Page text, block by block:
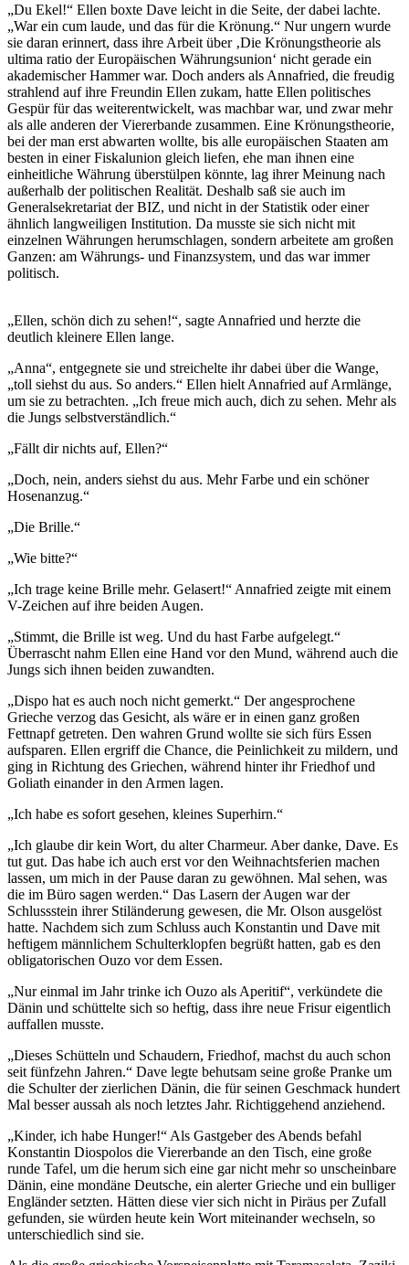
„Du Ekel!“ Ellen boxte Dave leicht in die Seite, der dabei lachte.
„War ein cum laude, und das für die Krönung.“ Nur ungern wurde
sie daran erinnert, dass ihre Arbeit über ‚Die Krönungstheorie als
ultima ratio der Europäischen Währungsunion‘ nicht gerade ein
akademischer Hammer war. Doch anders als Annafried, die freudig
strahlend auf ihre Freundin Ellen zukam, hatte Ellen politisches
Gespür für das weiterentwickelt, was machbar war, und zwar mehr
als alle anderen der Viererbande zusammen. Eine Krönungstheorie,
bei der man erst abwarten wollte, bis alle europäischen Staaten am
besten in einer Fiskalunion gleich liefen, ehe man ihnen eine
einheitliche Währung überstülpen könnte, lag ihrer Meinung nach
außerhalb der politischen Realität. Deshalb saß sie auch im
Generalsekretariat der BIZ, und nicht in der Statistik oder einer
ähnlich langweiligen Institution. Da musste sie sich nicht mit
einzelnen Währungen herumschlagen, sondern arbeitete am großen
Ganzen: am Währungs- und Finanzsystem, und das war immer
politisch.
„Ellen, schön dich zu sehen!“, sagte Annafried und herzte die
deutlich kleinere Ellen lange.
„Anna“, entgegnete sie und streichelte ihr dabei über die Wange,
„toll siehst du aus. So anders.“ Ellen hielt Annafried auf Armlänge,
um sie zu betrachten. „Ich freue mich auch, dich zu sehen. Mehr als
die Jungs selbstverständlich.“
„Fällt dir nichts auf, Ellen?“
„Doch, nein, anders siehst du aus. Mehr Farbe und ein schöner
Hosenanzug.“
„Die Brille.“
„Wie bitte?“
„Ich trage keine Brille mehr. Gelasert!“ Annafried zeigte mit einem
V-Zeichen auf ihre beiden Augen.
„Stimmt, die Brille ist weg. Und du hast Farbe aufgelegt.“
Überrascht nahm Ellen eine Hand vor den Mund, während auch die
Jungs sich ihnen beiden zuwandten.
„Dispo hat es auch noch nicht gemerkt.“ Der angesprochene
Grieche verzog das Gesicht, als wäre er in einen ganz großen
Fettnapf getreten. Den wahren Grund wollte sie sich fürs Essen
aufsparen. Ellen ergriff die Chance, die Peinlichkeit zu mildern, und
ging in Richtung des Griechen, während hinter ihr Friedhof und
Goliath einander in den Armen lagen.
„Ich habe es sofort gesehen, kleines Superhirn.“
„Ich glaube dir kein Wort, du alter Charmeur. Aber danke, Dave. Es
tut gut. Das habe ich auch erst vor den Weihnachtsferien machen
lassen, um mich in der Pause daran zu gewöhnen. Mal sehen, was
die im Büro sagen werden.“ Das Lasern der Augen war der
Schlussstein ihrer Stiländerung gewesen, die Mr. Olson ausgelöst
hatte. Nachdem sich zum Schluss auch Konstantin und Dave mit
heftigem männlichem Schulterklopfen begrüßt hatten, gab es den
obligatorischen Ouzo vor dem Essen.
„Nur einmal im Jahr trinke ich Ouzo als Aperitif“, verkündete die
Dänin und schüttelte sich so heftig, dass ihre neue Frisur eigentlich
auffallen musste.
„Dieses Schütteln und Schaudern, Friedhof, machst du auch schon
seit fünfzehn Jahren.“ Dave legte behutsam seine große Pranke um
die Schulter der zierlichen Dänin, die für seinen Geschmack hundert
Mal besser aussah als noch letztes Jahr. Richtiggehend anziehend.
„Kinder, ich habe Hunger!“ Als Gastgeber des Abends befahl
Konstantin Diospolos die Viererbande an den Tisch, eine große
runde Tafel, um die herum sich eine gar nicht mehr so unscheinbare
Dänin, eine mondäne Deutsche, ein alerter Grieche und ein bulliger
Engländer setzten. Hätten diese vier sich nicht in Piräus per Zufall
gefunden, sie würden heute kein Wort miteinander wechseln, so
unterschiedlich sind sie.